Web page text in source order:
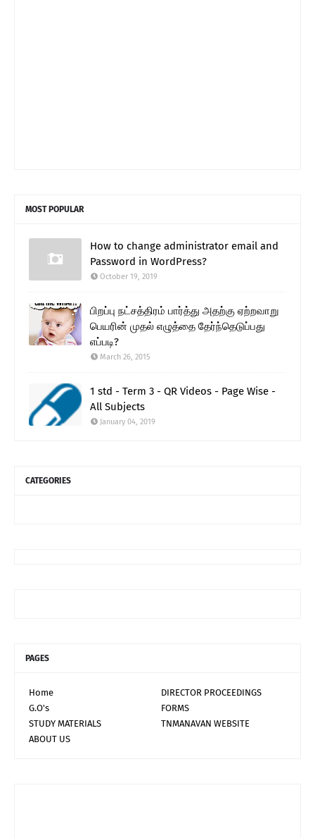
MOST POPULAR
How to change administrator email and
Password in WordPress?
October 19, 2019
பிறப்பு நட்சத்திரம் பார்த்து அதற்கு ஏற்றவாறு
பெயரின் முதல் எழுத்தை தேர்ந்தெடுப்பது
எப்படி?
March 26, 2015
1 std - Term 3 - QR Videos - Page Wise -
All Subjects
January 04, 2019
CATEGORIES
PAGES
Home
DIRECTOR PROCEEDINGS
G.O's
FORMS
STUDY MATERIALS
TNMANAVAN WEBSITE
ABOUT US